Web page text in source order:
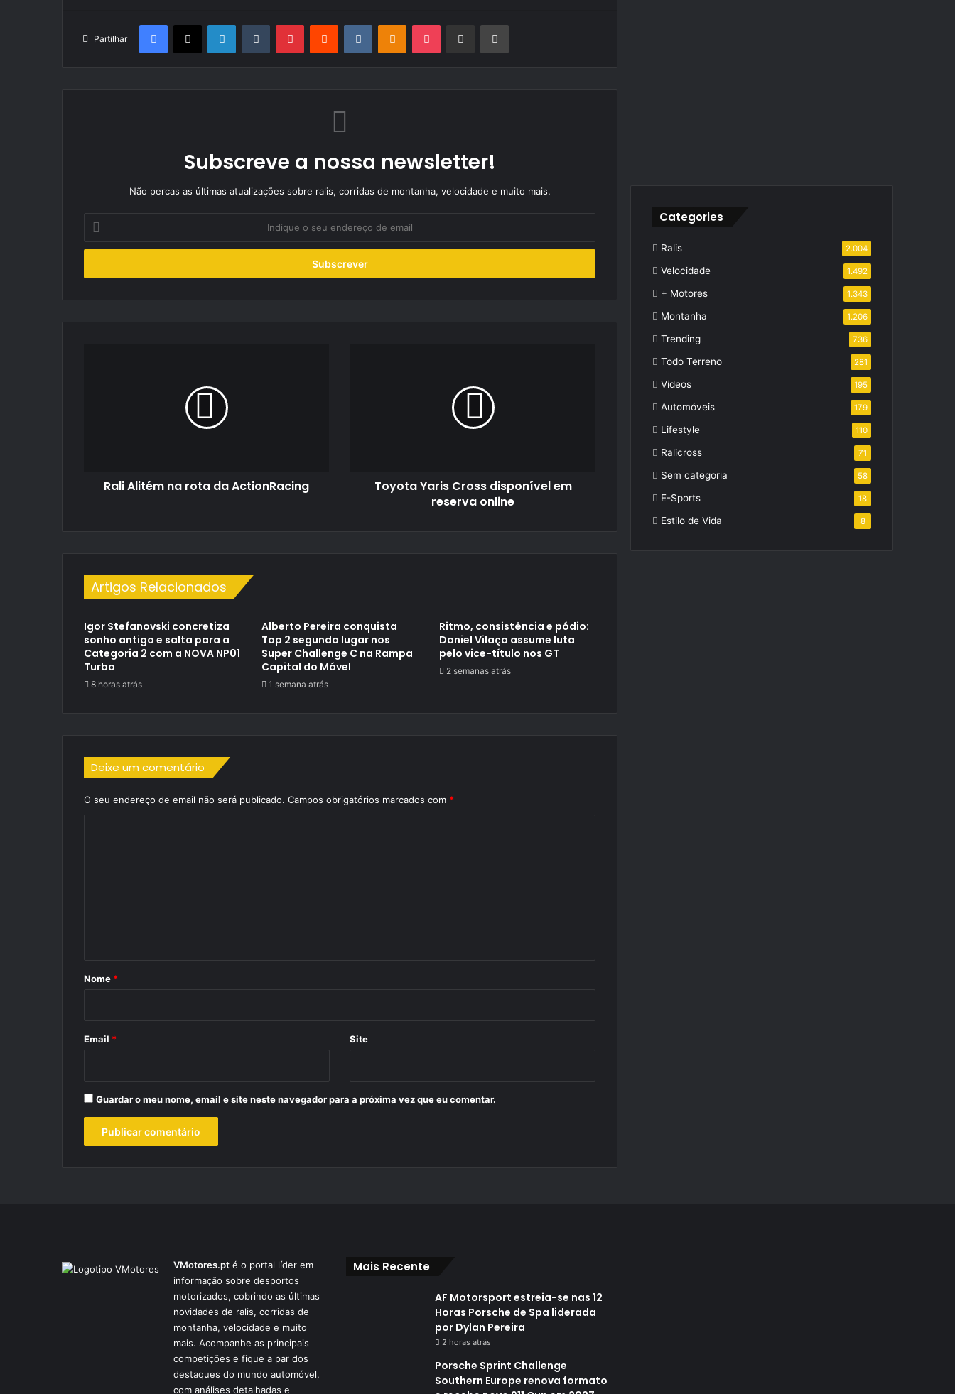
Partilhar
Facebook
X LinkedInTumblr PinterestReddit VKontakteOdnoklassniki
Pocket Partilhar Via Email Imprimir
Subscreve a nossa newsletter!
Não percas as últimas atualizações sobre ralis, corridas de montanha, velocidade e muito mais.
seu
de
Rali Alitém na rota da ActionRacing
Toyota Yaris Cross disponível em
reserva online
Artigos Relacionados
Igor Stefanovski concretiza
sonho antigo e salta para a
Categoria 2 com a NOVA NP01
Turbo
8 horas atrás
Alberto Pereira conquista
Top 2 segundo lugar nos
Super Challenge C na Rampa
Capital do Móvel
1 semana atrás
Ritmo, consistência e pódio:
Daniel Vilaça assume luta
pelo vice-título nos GT
2 semanas atrás
Deixe um comentário
O seu endereço de email não será publicado. Campos obrigatórios marcados com *
r
*
Nome *
Email * Site
Guardar o meu nome, email e site neste navegador para a próxima vez que eu comentar.
Categories
Ralis 2.004
Velocidade 1.492
+ Motores 1.343
Montanha 1.206
Trending 736
Todo Terreno 281
Videos 195
Automóveis 179
Lifestyle 110
Ralicross 71
Sem categoria 58
E-Sports 18
Estilo de Vida 8
VMotores.pt é o portal líder em
informação sobre desportos
motorizados, cobrindo as últimas
novidades de ralis, corridas de
montanha, velocidade e muito
mais. Acompanhe as principais
competições e fique a par dos
destaques do mundo automóvel,
com análises detalhadas e
Mais Recente
AF Motorsport estreia-se nas 12
Horas Porsche de Spa liderada
por Dylan Pereira
2 horas atrás
Porsche Sprint Challenge
Southern Europe renova formato